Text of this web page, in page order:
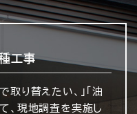
工事
取り替えたい、」「油
、現地調査を実施し